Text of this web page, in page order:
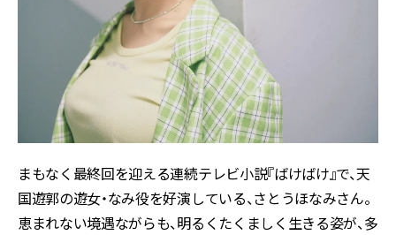
まもなく最終回を迎える連続テレビ小説『ばけばけ』で、天
国遊郭の遊女・なみ役を好演している、さとうほなみさん。
恵まれない境遇ながらも、明るくたくましく生きる姿が、多